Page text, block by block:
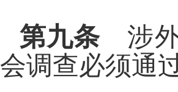
第九条 涉
会调查必须通